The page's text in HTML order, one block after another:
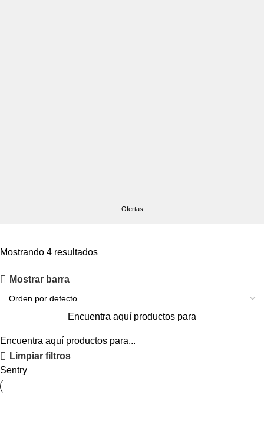
Ofertas
Mostrando 4 resultados
Mostrar barra
Encuentra aquí productos para
Encuentra aquí productos para...
Limpiar filtros
Sentry